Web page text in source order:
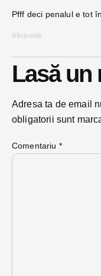
Pfff deci penalul e tot
Răspunde
Lasă un
Adresa ta de email
obligatorii sunt
Comentariu *